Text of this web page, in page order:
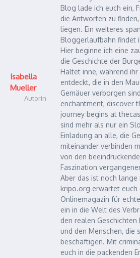
Isabella
Mueller
Autorin
Blog lade ich euch ein,
die Antworten zu
liegen. Ein weiteres
Bloggerlaufbahn findet
Hier beginne ich eine
die Geschichte der
Haltet inne, während ihr
entdeckt, die in den
Gemäuer verborgen
enchantment, discover
journey begins at
sind mehr als nur ein
Einladung an alle, die
miteinander verbinden
von den
Faszination
Aber das ist noch
kripo.org erwartet euch
Onlinemagazin für
ein in die Welt des
den realen
und den Menschen, die
beschäftigen. Mit
euch in die packenden